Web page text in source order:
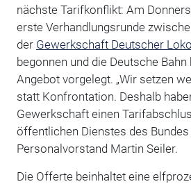
nächste Tarifkonflikt: Am
erste Verhandlungsrunde
der Gewerkschaft Deutscher
begonnen und die Deutsche
Angebot vorgelegt. „Wir setzen
statt Konfrontation. Deshalb
Gewerkschaft einen
öffentlichen Dienstes des Bundes
Personalvorstand Martin Seiler.
Die Offerte beinhaltet eine